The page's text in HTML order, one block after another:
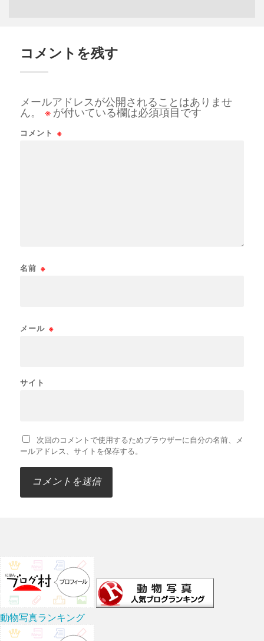
コメントを残す
メールアドレスが公開されることはありませ
ん。
※ が付いている欄は必須項目です
コメント ※
名前 ※
メール ※
サイト
次回のコメントで使用するためブラウザーに自分の名前、メ
ールアドレス、サイトを保存する。
動物写真ランキング